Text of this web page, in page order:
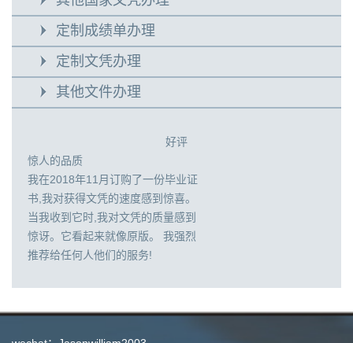
定制成绩单办理
定制文凭办理
其他文件办理
好评
惊人的品质
我在2018年11月订购了一份毕业证
书,我对获得文凭的速度感到惊喜。
当我收到它时,我对文凭的质量感到
惊讶。它看起来就像原版。 我强烈
推荐给任何人他们的服务!